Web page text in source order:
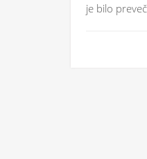
je bilo